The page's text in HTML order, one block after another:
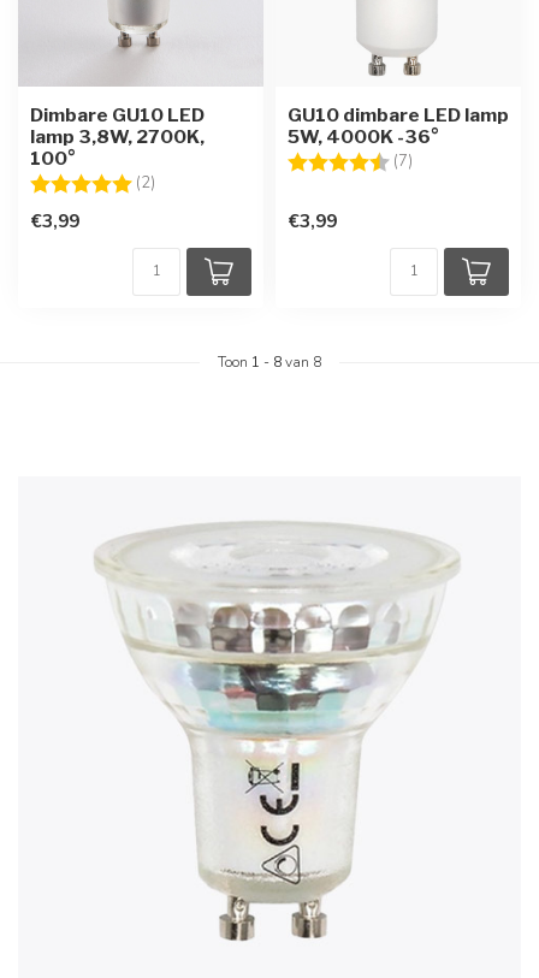
Dimbare GU10 LED
lamp 3,8W, 2700K,
100°
Beoordeling: (2)
€3,99
GU10 dimbare LED lamp
5W, 4000K -36°
Beoordeling: (7)
€3,99
Toon 1 - 8van 8